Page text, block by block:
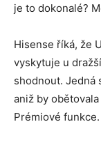
je to dokonalé?
Hisense říká, že
vyskytuje u
shodnout. Jedná
aniž by
Prémiové